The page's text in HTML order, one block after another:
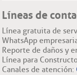
Líneas de
Línea gratuita de
WhatsApp
Reporte de daños y
Línea para
Canales de atención: